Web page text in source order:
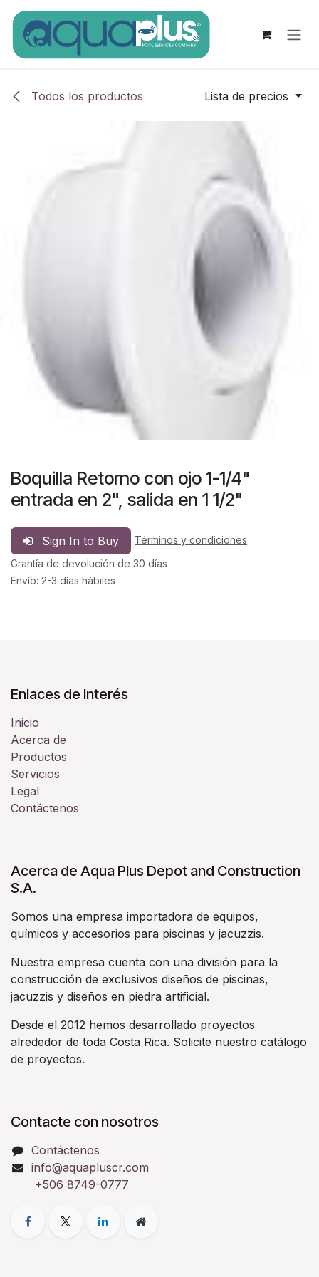
Ir al contenido
Todos los productos Lista de precios
Boquilla Retorno con ojo 1-1/4"
entrada en 2", salida en 1 1/2"
Sign In to Buy
Términos y condiciones
Grantía de devolución de 30 días
Envío: 2-3 días hábiles
Enlaces de Interés
Inicio
Acerca de
Productos
Servicios
Legal
Contáctenos
Acerca de Aqua Plus Depot and Construction
S.A.
Somos una empresa importadora de equipos,
químicos y accesorios para piscinas y jacuzzis.
Nuestra empresa cuenta con una división para la
construcción de exclusivos diseños de piscinas,
jacuzzis y diseños en piedra artificial.
Desde el 2012 hemos desarrollado proyectos
alrededor de toda Costa Rica. Solicite nuestro catálogo
de proyectos.
Contacte con nosotros
Contáctenos
info@aquapluscr.com
+506 8749-0777